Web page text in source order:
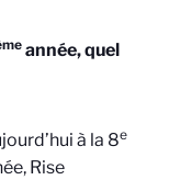
année, quel
à la 8e
Rise